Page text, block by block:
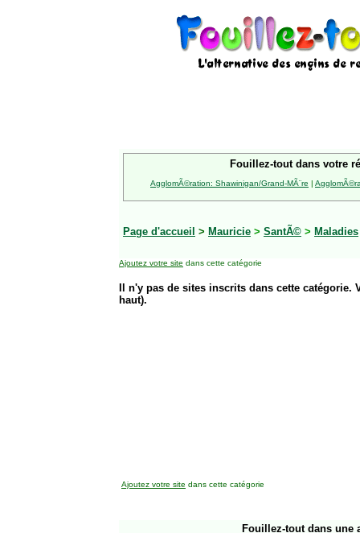
Fouillez-tout dans votre
AgglomÃ©ration: Shawinigan/Grand-MÃ¨re |
Page d'accueil > Mauricie > SantÃ© > Maladies
Ajoutez votre site dans cette catégorie
Il n'y pas de sites inscrits dans cette
haut).
Ajoutez votre site dans cette catégorie
Fouillez-tout dans une